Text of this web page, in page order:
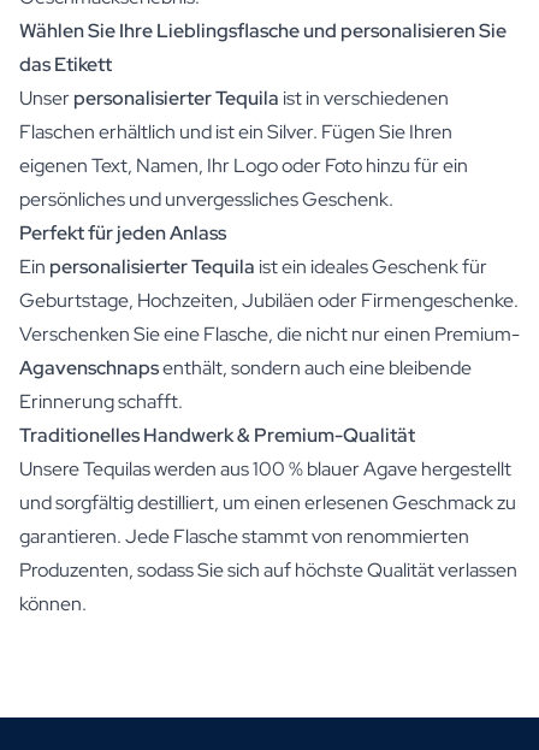
Wählen Sie Ihre Lieblingsflasche und personalisieren Sie
das Etikett
Unserpersonalisierter Tequila ist in verschiedenen
Flaschen erhältlich und ist ein Silver. Fügen Sie Ihren
eigenen Text, Namen, Ihr Logo oder Foto hinzu für ein
persönliches und unvergessliches Geschenk.
Perfekt für jeden Anlass
Ein personalisierter Tequila ist ein ideales Geschenk für
Geburtstage, Hochzeiten, Jubiläen oder Firmengeschenke.
Verschenken Sie eine Flasche, die nicht nur einen Premium-
Agavenschnapsenthält, sondern auch eine bleibende
Erinnerung schafft.
Traditionelles Handwerk & Premium-Qualität
Unsere Tequilas werden aus 100 % blauer Agave hergestellt
und sorgfältig destilliert, um einen erlesenen Geschmack zu
garantieren. Jede Flasche stammt von renommierten
Produzenten, sodass Sie sich auf höchste Qualität verlassen
können.